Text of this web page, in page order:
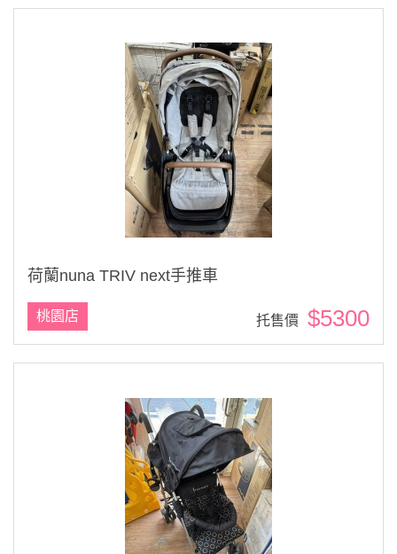
荷蘭nuna TRIV next手推車
$5300
托售價
桃園店